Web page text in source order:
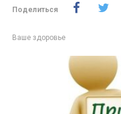
Поделиться
Ваше здоровье